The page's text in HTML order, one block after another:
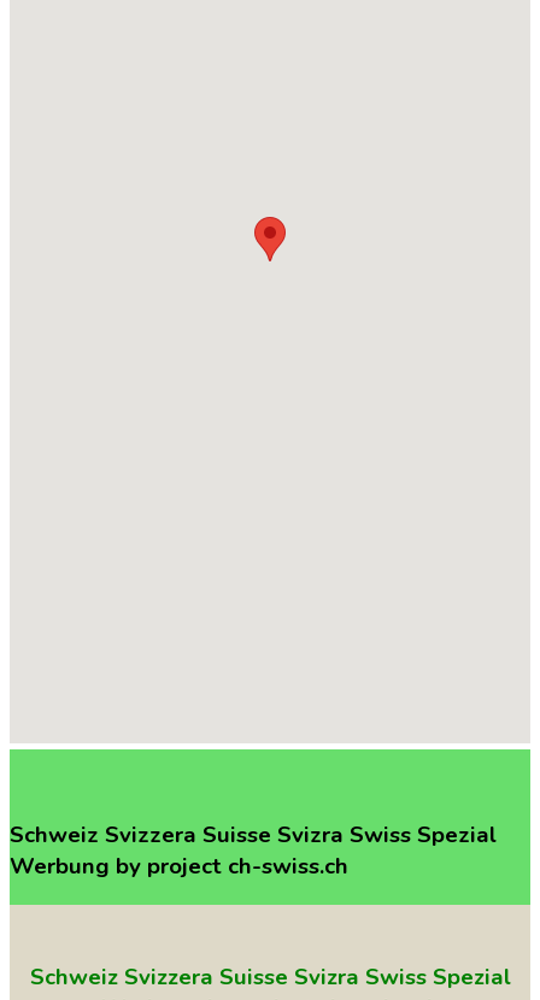
Schweiz Svizzera Suisse Svizra SwissSpezial
Werbung by project ch-swiss.ch
Schweiz Svizzera Suisse Svizra Swiss Spezial